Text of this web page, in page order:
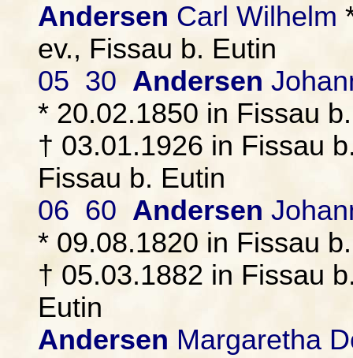
Andersen Carl Wilhelm
ev., Fissau b. Eutin
05 30 Andersen
* 20.02.1850 in Fissau
† 03.01.1926 in Fissau
Fissau b. Eutin
06 60 Andersen
* 09.08.1820 in Fissau
† 05.03.1882 in Fissau
Eutin
Andersen Margaretha